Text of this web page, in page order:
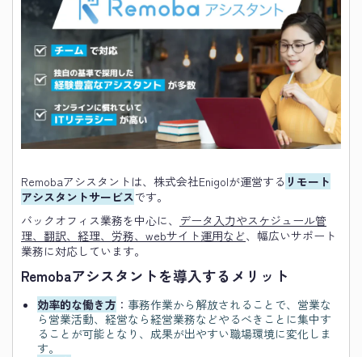
Remobaアシスタントは、株式会社Enigolが運営する リモート
アシスタントサービスです。
バックオフィス業務を中心に、 データ入力やスケジュール管
理、翻訳、経理、労務、webサイト運用など、幅広いサポート
業務に対応しています。
Remobaアシスタントを導入するメリット
効率的な働き方 ： 事務作業から解放されることで、営業な
ら営業活動、経営なら経営業務などやるべきことに集中す
ることが可能となり、成果が出やすい職場環境に変化しま
す。